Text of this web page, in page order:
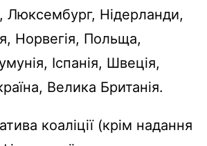
Люксембург, Нідерланди,
Норвегія, Польща,
Іспанія, Швеція,
Велика Британія.
коаліції (крім надання